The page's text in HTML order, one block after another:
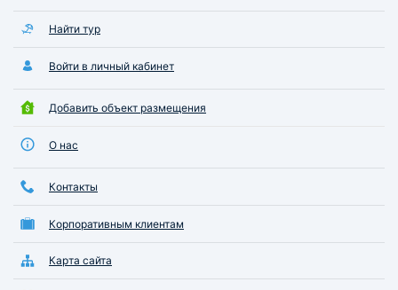
Найти тур
Войти в личный кабинет
Добавить объект размещения
О нас
Контакты
Корпоративным клиентам
Карта сайта